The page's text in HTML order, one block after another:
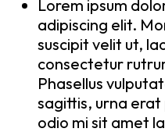
Lorem ipsum
adipiscing elit.
suscipit velit ut,
consectetur
Phasellus
sagittis, urna
odio mi sit amet